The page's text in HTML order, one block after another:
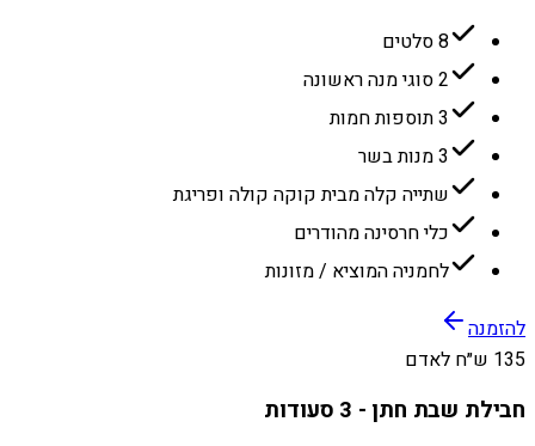
8 סלטים
2 סוגי מנה ראשונה
3 תוספות חמות
3 מנות בשר
שתייה קלה מבית קוקה קולה ופריגת
כלי חרסינה מהודרים
לחמניה המוציא / מזונות
להזמנה
135 ש״ח לאדם
חבילת שבת חתן - 3 סעודות